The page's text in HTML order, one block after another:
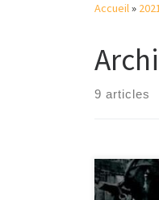
Accueil»
9 articles